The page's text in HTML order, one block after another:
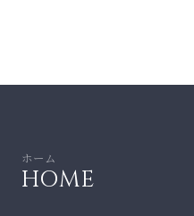
ホーム
HOME